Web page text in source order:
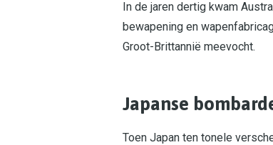
In de jaren dertig kwam
bewapening en
Groot-Brittannië meevocht.
Japanse
Toen Japan ten tonele